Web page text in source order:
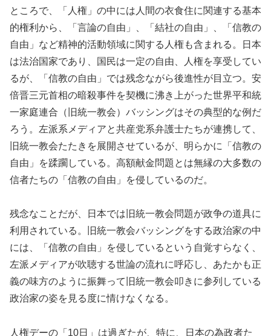
ところで、「人権」の中には人間の衣食住に関連する基本
的権利から、「言論の自由」、「結社の自由」、「信教の
自由」など精神的活動領域に関する人権も含まれる。日本
は法治国家であり、国民は一定の自由、人権を享受してい
るが、「信教の自由」では残念ながら後進性が目立つ。安
倍晋三元首相の暗殺事件を契機に沸き上がった世界平和統
一家庭連合（旧統一教会）バッシングはその典型的な例だ
ろう。左派系メディアと共産党系弁護士たちが連携して、
旧統一教会たたきを展開させているが、明らかに「信教の
自由」を蹂躙している。高額献金問題とは無縁の大多数の
信者たちの「信教の自由」を侵しているのだ。
残念なことだが、日本では旧統一教会問題が政争の道具に
利用されている。旧統一教会バッシングをする政治家の中
には、「信教の自由」を侵しているという自覚すらなく、
左派メディアが吹聴する世論の流れに呼応し、あたかも正
義の味方のように振舞って旧統一教会叩きに参列している
政治家の姿を見る度に情けなくなる。
人権デーの「10日」は過ぎたが、特に、日本の為政者た